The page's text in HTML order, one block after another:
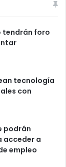
tendrán foro
tecnología
con
podrán
acceder a
empleo